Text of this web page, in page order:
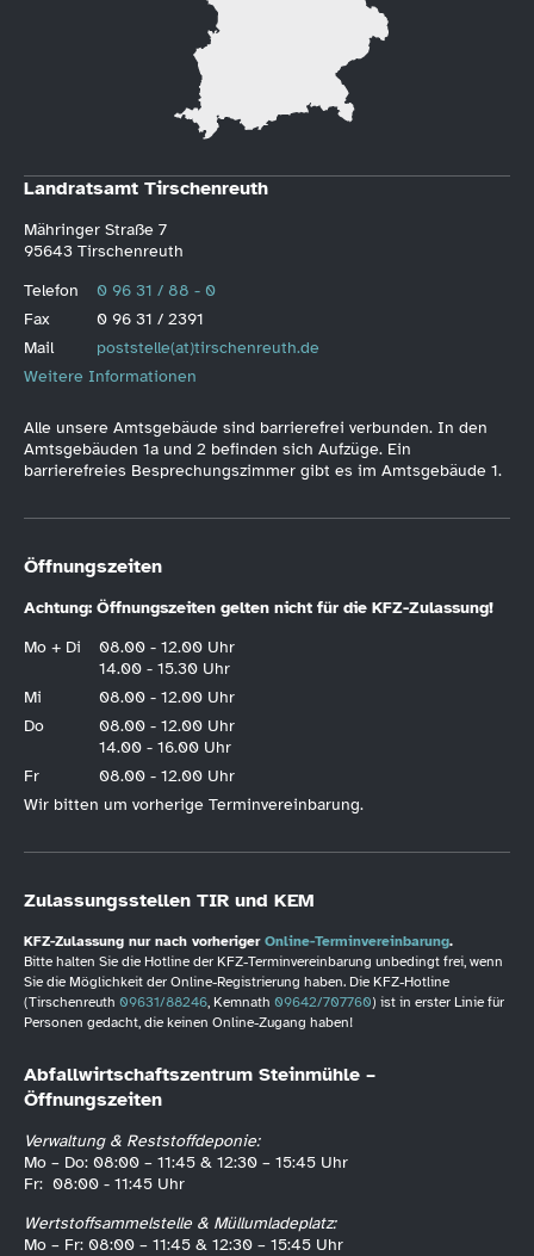
Landratsamt Tirschenreuth
Mähringer Straße 7
95643 Tirschenreuth
Telefon
0 96 31 / 88 - 0
Fax
0 96 31 / 2391
Mail
poststelle(at)tirschenreuth.de
Weitere Informationen
Alle unsere Amtsgebäude sind barrierefrei verbunden. In den
Amtsgebäuden 1a und 2 befinden sich Aufzüge. Ein
barrierefreies Besprechungszimmer gibt es im Amtsgebäude 1.
Öffnungszeiten
Achtung: Öffnungszeiten gelten nicht für die KFZ-Zulassung!
Mo + Di
08.00 - 12.00 Uhr
14.00 - 15.30 Uhr
Mi
08.00 - 12.00 Uhr
Do
08.00 - 12.00 Uhr
14.00 - 16.00 Uhr
Fr
08.00 - 12.00 Uhr
Wir bitten um vorherige Terminvereinbarung.
Zulassungsstellen TIR und KEM
KFZ-Zulassung nur nach vorheriger Online-Terminvereinbarung.
Bitte halten Sie die Hotline der KFZ-Terminvereinbarung unbedingt frei, wenn
Sie die Möglichkeit der Online-Registrierung haben. Die KFZ-Hotline
(Tirschenreuth 09631/88246, Kemnath 09642/707760) ist in erster Linie für
Personen gedacht, die keinen Online-Zugang haben!
Abfallwirtschaftszentrum Steinmühle –
Öffnungszeiten
Verwaltung & Reststoffdeponie:
Mo – Do: 08:00 – 11:45 & 12:30 – 15:45 Uhr
Fr: 08:00 - 11:45 Uhr
Wertstoffsammelstelle & Müllumladeplatz:
Mo – Fr: 08:00 – 11:45 & 12:30 – 15:45 Uhr